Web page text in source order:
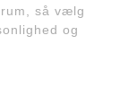
så vælg
og